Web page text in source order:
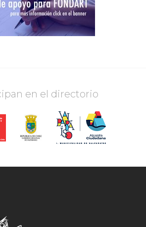
en el directorio